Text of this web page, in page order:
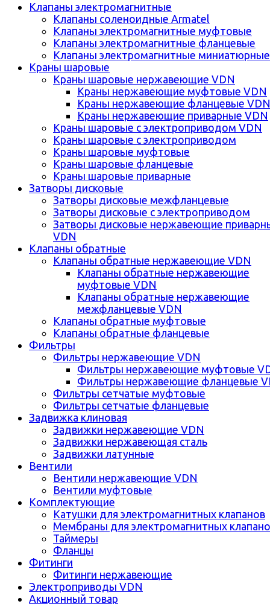
Клапаны электромагнитные
Клапаны соленоидные Armatel
Клапаны электромагнитные муфтовые
Клапаны электромагнитные фланцевые
Клапаны электромагнитные миниатюрные
Краны шаровые
Краны шаровые нержавеющие VDN
Краны нержавеющие муфтовые VDN
Краны нержавеющие фланцевые VDN
Краны нержавеющие приварные VDN
Краны шаровые с электроприводом VDN
Краны шаровые с электроприводом
Краны шаровые муфтовые
Краны шаровые фланцевые
Краны шаровые приварные
Затворы дисковые
Затворы дисковые межфланцевые
Затворы дисковые с электроприводом
Затворы дисковые нержавеющие
VDN
Клапаны обратные
Клапаны обратные нержавеющие VDN
Клапаны обратные нержавеющие
муфтовые VDN
Клапаны обратные нержавеющие
межфланцевые VDN
Клапаны обратные муфтовые
Клапаны обратные фланцевые
Фильтры
Фильтры нержавеющие VDN
Фильтры нержавеющие муфтовые
Фильтры нержавеющие фланцевые
Фильтры сетчатые муфтовые
Фильтры сетчатые фланцевые
Задвижка клиновая
Задвижки нержавеющие VDN
Задвижки нержавеющая сталь
Задвижки латунные
Вентили
Вентили нержавеющие VDN
Вентили муфтовые
Комплектующие
Катушки для электромагнитных клапанов
Мембраны для электромагнитных
Таймеры
Фланцы
Фитинги
Фитинги нержавеющие
Электроприводы VDN
Акционный товар